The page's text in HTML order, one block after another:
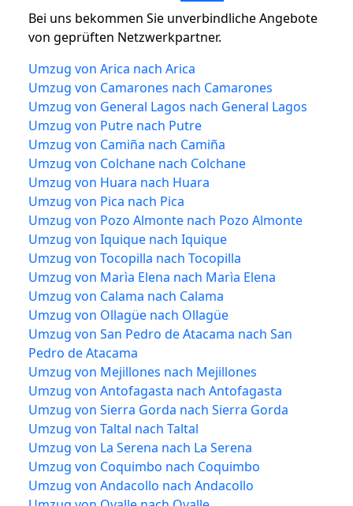
Bei uns bekommen Sie unverbindliche Angebote
von geprüften Netzwerkpartner.
Umzug von Arica nach Arica
Umzug von Camarones nach Camarones
Umzug von General Lagos nach General Lagos
Umzug von Putre nach Putre
Umzug von Camiña nach Camiña
Umzug von Colchane nach Colchane
Umzug von Huara nach Huara
Umzug von Pica nach Pica
Umzug von Pozo Almonte nach Pozo Almonte
Umzug von Iquique nach Iquique
Umzug von Tocopilla nach Tocopilla
Umzug von Marìa Elena nach Marìa Elena
Umzug von Calama nach Calama
Umzug von Ollagüe nach Ollagüe
Umzug von San Pedro de Atacama nach San
Pedro de Atacama
Umzug von Mejillones nach Mejillones
Umzug von Antofagasta nach Antofagasta
Umzug von Sierra Gorda nach Sierra Gorda
Umzug von Taltal nach Taltal
Umzug von La Serena nach La Serena
Umzug von Coquimbo nach Coquimbo
Umzug von Andacollo nach Andacollo